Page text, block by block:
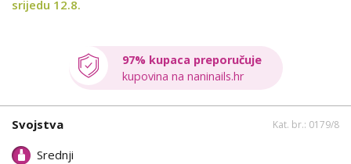
srijedu 12.8.
97% kupaca preporučuje
kupovina na naninails.hr
Svojstva Kat. br.: 0179/8
Srednji